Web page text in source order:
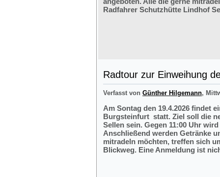
Radfahrer Schutzhütte Lindhof
Radtour zur Einweihung
Verfasst von Günther Hilgemann,
Am Sontag den 19.4.2026 findet
Burgsteinfurt statt. Ziel soll die
Sellen sein. Gegen 11:00 Uhr
Anschließend werden Getränke
mitradeln möchten, treffen sich
Blickweg. Eine Anmeldung ist